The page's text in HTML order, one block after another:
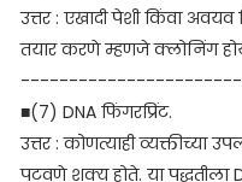
उत्तर : एखादी पेशी किंवा अवयव
तयार करणे म्हणजे क्लोनिंग
■(7) DNA फिंगरप्रिंट.
उत्तर : कोणत्याही व्यक्तीच्या
पटवणे शक्य होते. या पद्धतीला